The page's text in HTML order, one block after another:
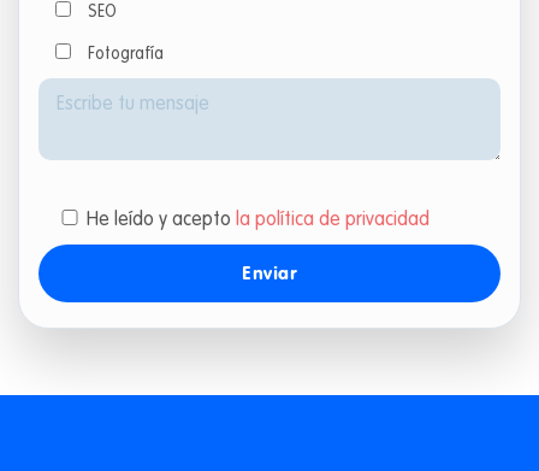
SEO
Fotografía
He leído y acepto la política de privacidad